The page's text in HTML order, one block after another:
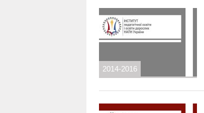
2014-2016